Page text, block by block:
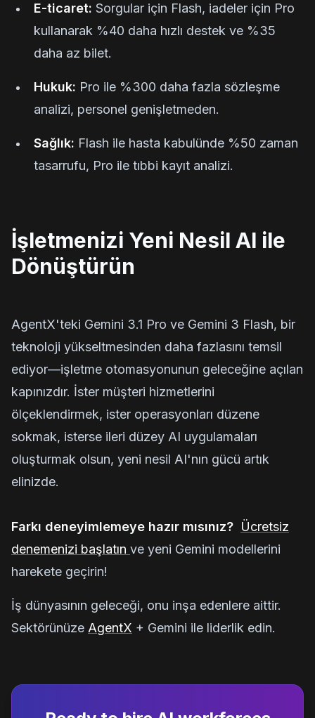
E-ticaret: Sorgular için Flash, iadeler için Pro
kullanarak %40 daha hızlı destek ve %35
daha az bilet.
Hukuk: Pro ile %300 daha fazla sözleşme
analizi, personel genişletmeden.
Sağlık: Flash ile hasta kabulünde %50 zaman
tasarrufu, Pro ile tıbbi kayıt analizi.
İşletmenizi Yeni Nesil AI ile
Dönüştürün
AgentX'teki Gemini 3.1 Pro ve Gemini 3 Flash, bir
teknoloji yükseltmesinden daha fazlasını temsil
ediyor—işletme otomasyonunun geleceğine açılan
kapınızdır. İster müşteri hizmetlerini
ölçeklendirmek, ister operasyonları düzene
sokmak, isterse ileri düzey AI uygulamaları
oluşturmak olsun, yeni nesil AI'nın gücü artık
elinizde.
Farkı deneyimlemeye hazır mısınız? Ücretsiz
denemenizi başlatın ve yeni Gemini modellerini
harekete geçirin!
İş dünyasının geleceği, onu inşa edenlere aittir.
Sektörünüze AgentX + Gemini ile liderlik edin.